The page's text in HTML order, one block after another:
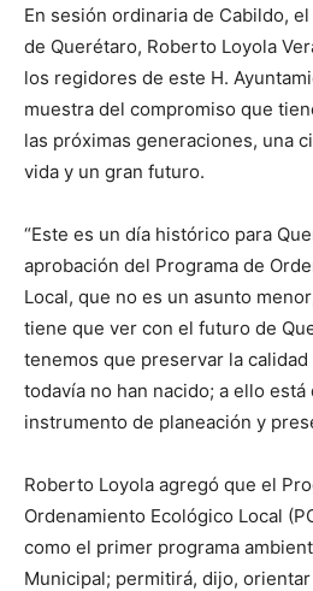
En sesión ordinaria de Cabildo,
de Querétaro, Roberto Loyola
los regidores de este H.
muestra del compromiso que
las próximas generaciones, una
vida y un gran futuro.
“Este es un día histórico para
aprobación del Programa de
Local, que no es un asunto
tiene que ver con el futuro de
tenemos que preservar la
todavía no han nacido; a ello
instrumento de planeación y
Roberto Loyola agregó que el
Ordenamiento Ecológico Local
como el primer programa
Municipal; permitirá, dijo,